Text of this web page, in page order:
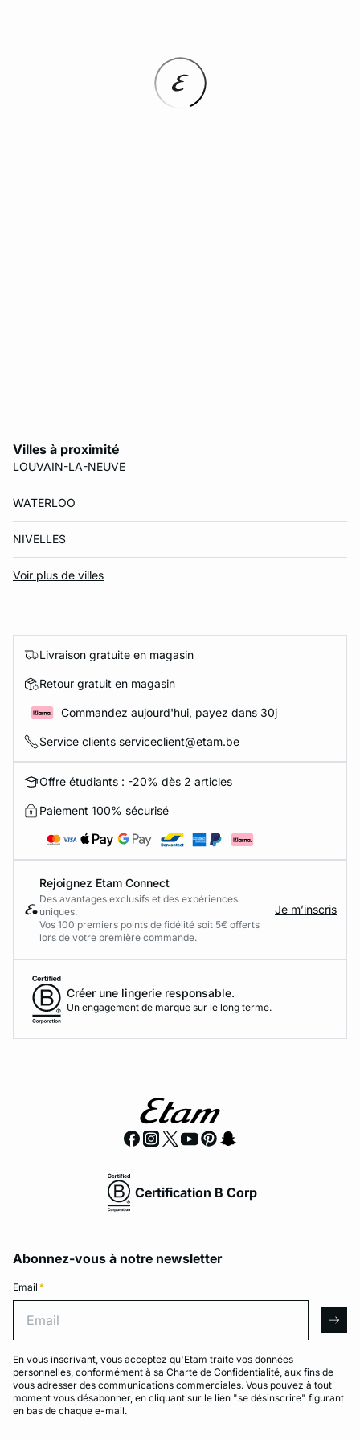
Villes à proximité
LOUVAIN-LA-NEUVE
WATERLOO
NIVELLES
Voir plus de villes
Livraison gratuite en magasin
Retour gratuit en magasin
Commandez aujourd'hui, payez dans 30j
Service clients serviceclient@etam.be
Offre étudiants : -20% dès 2 articles
Paiement 100% sécurisé
Rejoignez Etam Connect
Des avantages exclusifs et des expériences
uniques.
Vos 100 premiers points de fidélité soit 5€ offerts
lors de votre première commande.​
Je m’inscris
Créer une lingerie responsable.
Un engagement de marque sur le long terme.
Certification B Corp
Abonnez-vous à notre newsletter
Email *
En vous inscrivant, vous acceptez qu'Etam traite vos données
personnelles, conformément à sa Charte de Confidentialité, aux fins de
vous adresser des communications commerciales. Vous pouvez à tout
moment vous désabonner, en cliquant sur le lien "se désinscrire" figurant
en bas de chaque e-mail.